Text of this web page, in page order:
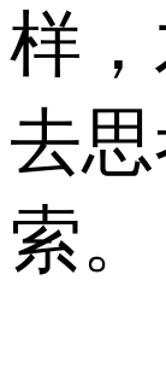
样
去
索。